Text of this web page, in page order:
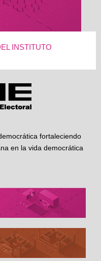
INSTITUTO
fortaleciendo
en la vida democrática